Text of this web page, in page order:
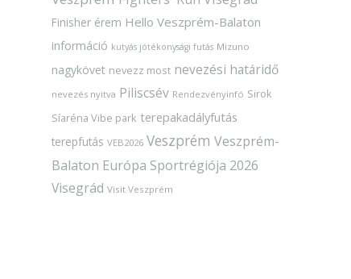
Finisher érem Hello Veszprém-Balaton
információ kutyás jótékonysági futás Mizuno
nagykövet nevezz most nevezési határidő
nevezés nyitva Piliscsév Rendezvényinfó Sirok
Síaréna Vibe park terepakadályfutás
terepfutás VEB2026 Veszprém Veszprém-
Balaton Európa Sportrégiója 2026
Visegrád Visit Veszprém